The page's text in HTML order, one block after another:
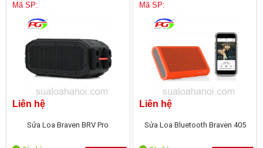
Mã SP:
Liên hệ
Sửa Loa Braven BRV Pro
Mã SP:
Liên hệ
Sửa Loa Bluetooth Braven 405